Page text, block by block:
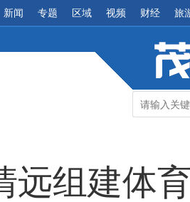
新闻 专题 区域 视频 财经 旅
远组建体